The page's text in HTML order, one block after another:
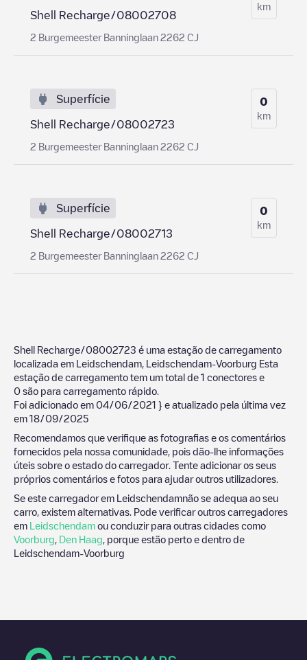
Shell Recharge/08002708
2 Burgemeester Banninglaan 2262 CJ
km
Superfície
Shell Recharge/08002723
2 Burgemeester Banninglaan 2262 CJ
0
km
Superfície
Shell Recharge/08002713
2 Burgemeester Banninglaan 2262 CJ
0
km
Shell Recharge/08002723 é uma estação de carregamento
localizada em Leidschendam Leidschendam-Voorburg Esta
estação de carregamento tem um total de 1 conectores e
0 são para carregamento rápido.
Foi adicionado em 04/06/2021 } e atualizado pela última vez
em 18/09/2025
Recomendamos que verifique as fotografias e os comentários
fornecidos pela nossa comunidade, pois dão-lhe informações
úteis sobre o estado do carregador. Tente adicionar os seus
próprios comentários e fotos para ajudar outros utilizadores.
Se este carregador em Leidschendamnão se adequa ao seu
carro, existem alternativas. Pode verificar outros carregadores
em Leidschendam ou conduzir para outras cidades como
Voorburg Den Haag , porque estão perto e dentro de
Leidschendam-Voorburg